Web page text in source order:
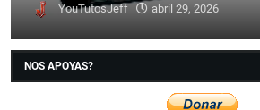
YouTutosJeff abril 29, 2026
NOS APOYAS?